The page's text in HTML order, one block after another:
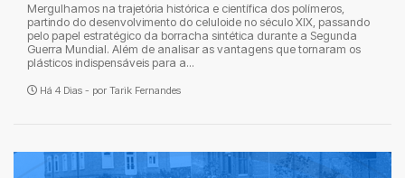
Mergulhamos na trajetória histórica e científica dos polímeros,
partindo do desenvolvimento do celuloide no século XIX, passando
pelo papel estratégico da borracha sintética durante a Segunda
Guerra Mundial. Além de analisar as vantagens que tornaram os
plásticos indispensáveis para a...
Há 4 Dias - por Tarik Fernandes